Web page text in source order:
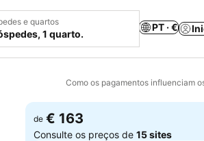
e quartos
1 quarto.
PT · €
Como os pagamentos influenciam
Adicionar aos favoritos
de € 163
Consulte os preços de15 sites